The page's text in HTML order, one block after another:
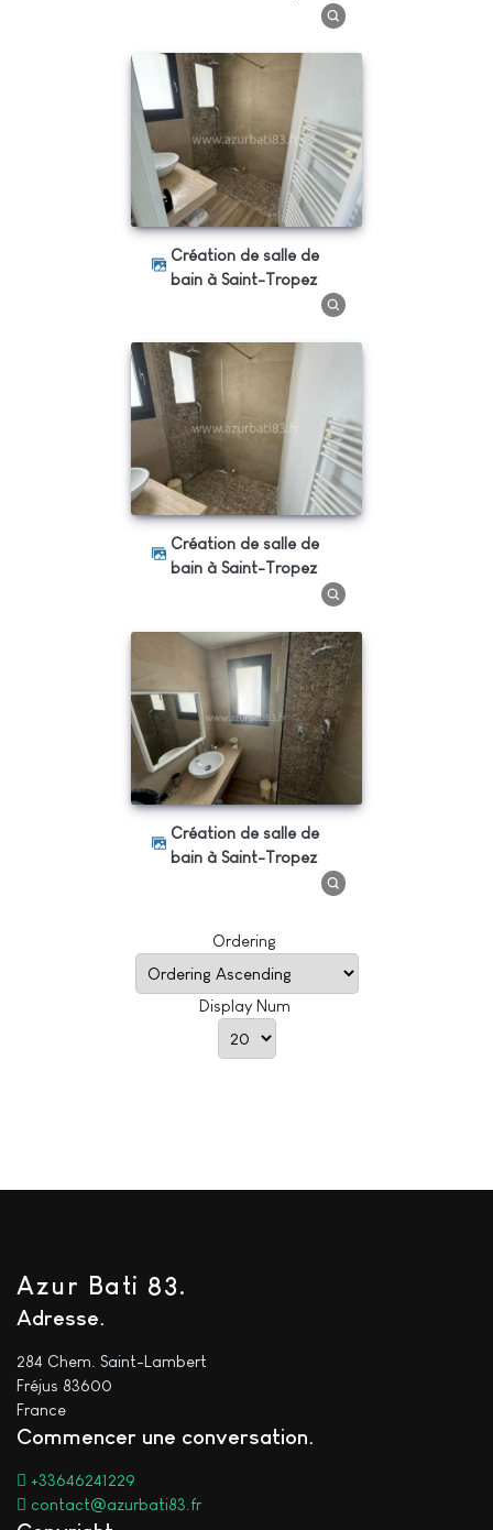
Création de salle de
bain à Saint-Tropez
Création de salle de
bain à Saint-Tropez
Création de salle de
bain à Saint-Tropez
Ordering
Display Num
Azur Bati 83.
Adresse
284 Chem. Saint-Lambert
Fréjus 83600
France
Commencer une conversation
+33646241229
contact@azurbati83.fr